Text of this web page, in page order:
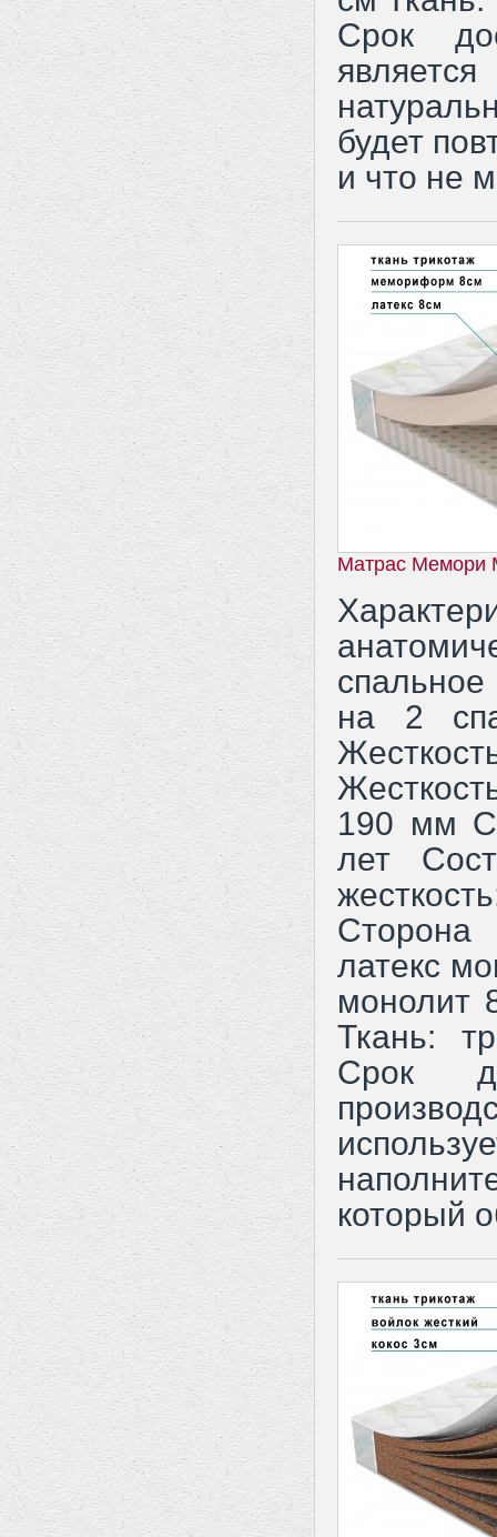
Срок
будет
и что не
Матрас Мемори
на 2
190 мм
лет
латекс
монолит
Ткань:
Срок
который